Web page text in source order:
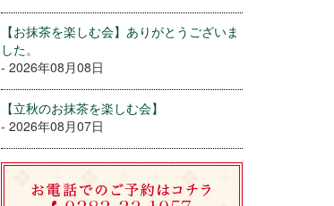
【お抹茶を楽しむ会】ありがとうございま
した。
- 2026年08月08日
【立秋のお抹茶を楽しむ会】
- 2026年08月07日